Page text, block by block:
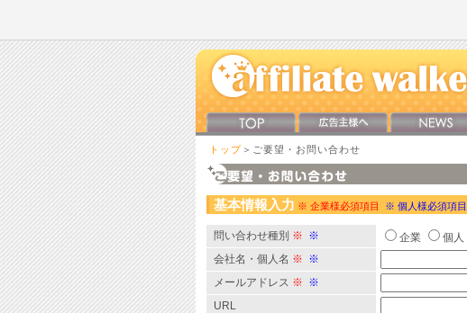
トップ ＞ご要望・お問い合わせ
基本情報入力 ※ 企業様必須項目 ※ 個人様必須項目
問い合わせ種別 ※ ※ 企業
個人
会社名・個人名 ※ ※
メールアドレス ※ ※
URL